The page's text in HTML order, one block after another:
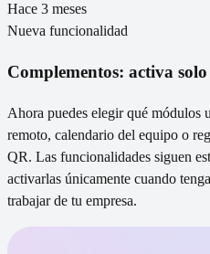
Hace 3 meses
Nueva funcionalidad
Complementos: activa solo
Ahora puedes elegir qué módulos
remoto, calendario del equipo o
QR. Las funcionalidades siguen
activarlas únicamente cuando
trabajar de tu empresa.